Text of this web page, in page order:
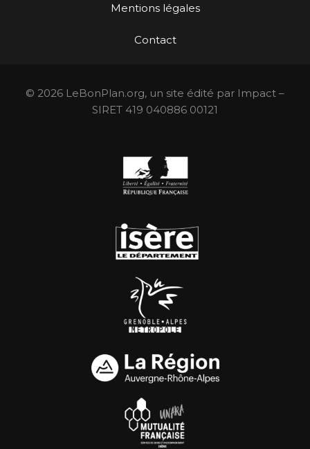
Mentions légales
Contact
© 2026 LeBonPlan.org, un site édité par Impact –
SIRET 419 040886 00121